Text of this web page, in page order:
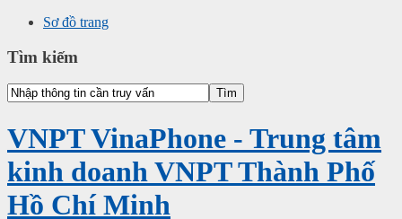
Sơ đồ trang
Tìm kiếm
VNPT VinaPhone - Trung tâm
kinh doanh VNPT Thành Phố
Hồ Chí Minh